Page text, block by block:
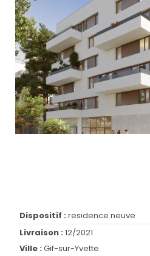
Dispositif : residence neuve
Livraison : 12/2021
Ville : Gif-sur-Yvette